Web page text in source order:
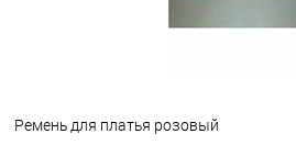
Ремень для платья розовый